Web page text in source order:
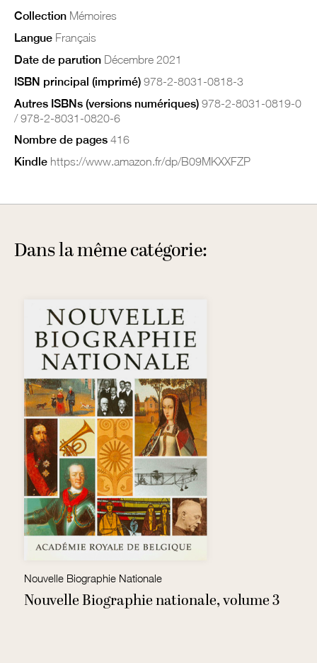
Collection Mémoires
Langue Français
Date de parution Décembre 2021
ISBN principal (imprimé) 978-2-8031-0818-3
Autres ISBNs (versions numériques) 978-2-8031-0819-0
/ 978-2-8031-0820-6
Nombre de pages 416
Kindle https://www.amazon.fr/dp/B09MKXXFZP
Dans la même catégorie:
Nouvelle Biographie Nationale
Nouvelle Biographie nationale, volume 3